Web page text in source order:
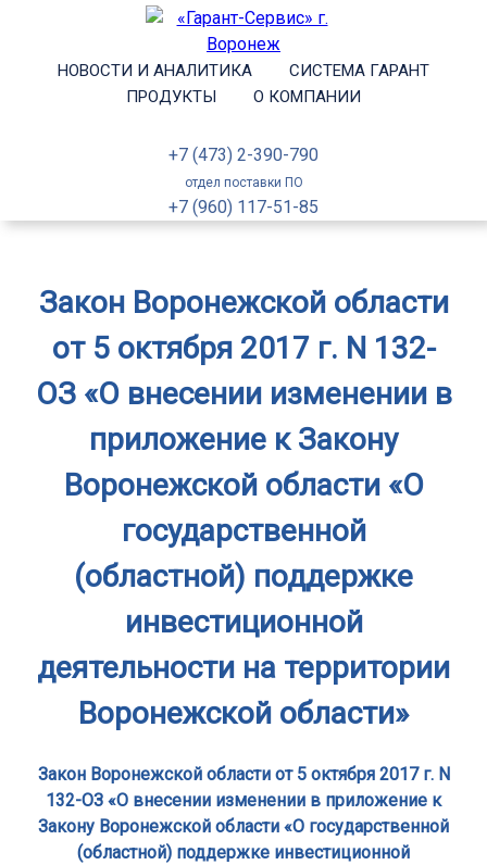
НОВОСТИ И АНАЛИТИКА
СИСТЕМА ГАРАНТ
ПРОДУКТЫ
О КОМПАНИИ
+7 (473) 2-390-790
отдел поставки ПО
+7 (960) 117-51-85
Закон Воронежской области
от 5 октября 2017 г. N 132-
ОЗ «О внесении изменении в
приложение к Закону
Воронежской области «О
государственной
(областной) поддержке
инвестиционной
деятельности на территории
Воронежской области»
Закон Воронежской области от 5 октября 2017 г. N
132-ОЗ «О внесении изменении в приложение к
Закону Воронежской области «О государственной
(областной) поддержке инвестиционной